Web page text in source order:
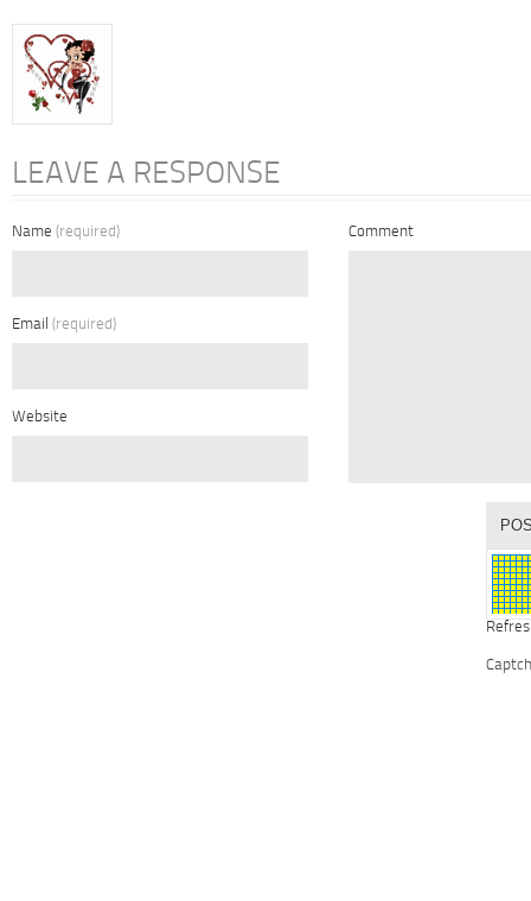
LEAVE A RESPONSE
Name (required)
Email (required)
Website
Comment